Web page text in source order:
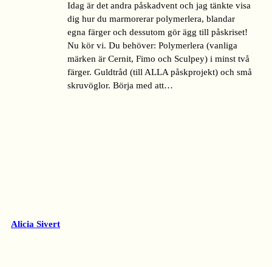
Idag är det andra påskadvent och jag tänkte visa
dig hur du marmorerar polymerlera, blandar
egna färger och dessutom gör ägg till påskriset!
Nu kör vi. Du behöver: Polymerlera (vanliga
märken är Cernit, Fimo och Sculpey) i minst två
färger. Guldtråd (till ALLA påskprojekt) och små
skruvöglor. Börja med att…
Alicia Sivert